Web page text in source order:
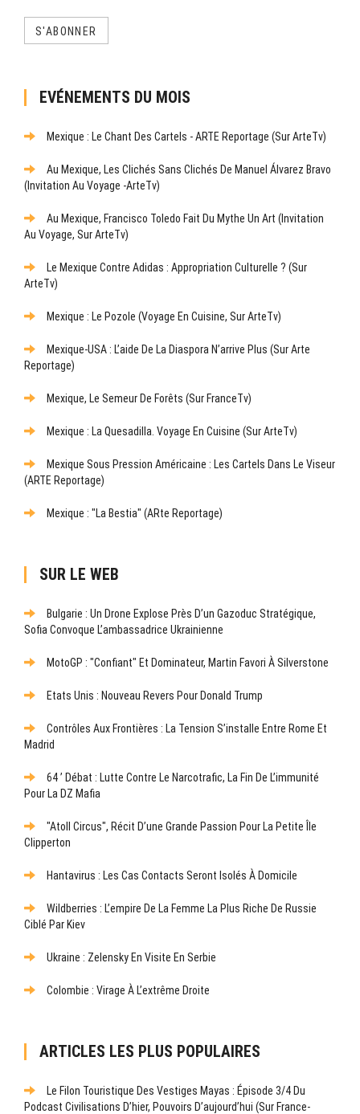
S'ABONNER
EVÉNEMENTS DU MOIS
Mexique : Le Chant Des Cartels - ARTE Reportage (sur ArteTv)
Au Mexique, Les Clichés Sans Clichés De Manuel Álvarez Bravo
(Invitation Au Voyage -ArteTv)
Au Mexique, Francisco Toledo Fait Du Mythe Un Art (Invitation
Au Voyage, Sur ArteTv)
Le Mexique Contre Adidas : Appropriation Culturelle ? (sur
ArteTv)
Mexique : Le Pozole (Voyage En Cuisine, Sur ArteTv)
Mexique-USA : L’aide De La Diaspora N’arrive Plus (sur Arte
Reportage)
Mexique, Le Semeur De Forêts (sur FranceTv)
Mexique : La Quesadilla. Voyage En Cuisine (sur ArteTv)
Mexique Sous Pression Américaine : Les Cartels Dans Le Viseur
(ARTE Reportage)
Mexique : "La Bestia" (ARte Reportage)
SUR LE WEB
Bulgarie : Un Drone Explose Près D’un Gazoduc Stratégique,
Sofia Convoque L’ambassadrice Ukrainienne
MotoGP : "Confiant" Et Dominateur, Martin Favori À Silverstone
Etats Unis : Nouveau Revers Pour Donald Trump
Contrôles Aux Frontières : La Tension S’installe Entre Rome Et
Madrid
64 ’ Débat : Lutte Contre Le Narcotrafic, La Fin De L’immunité
Pour La DZ Mafia
"Atoll Circus", Récit D’une Grande Passion Pour La Petite Île
Clipperton
Hantavirus : Les Cas Contacts Seront Isolés À Domicile
Wildberries : L’empire De La Femme La Plus Riche De Russie
Ciblé Par Kiev
Ukraine : Zelensky En Visite En Serbie
Colombie : Virage À L’extrême Droite
ARTICLES LES PLUS POPULAIRES
Le Filon Touristique Des Vestiges Mayas : Épisode 3/4 Du
Podcast Civilisations D’hier, Pouvoirs D’aujourd’hui (sur France-